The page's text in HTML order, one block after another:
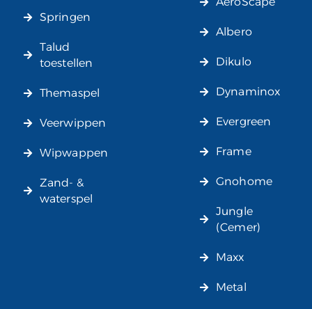
Springen
Talud
toestellen
Themaspel
Veerwippen
Wipwappen
Zand- &
waterspel
Albero
Dikulo
Dynaminox
Evergreen
Frame
Gnohome
Jungle
(Cemer)
Maxx
Metal